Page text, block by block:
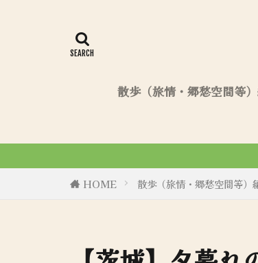
散歩（旅情・郷愁空間等
令和6年8月27日、
HOME 散歩（旅情・郷愁空間等）